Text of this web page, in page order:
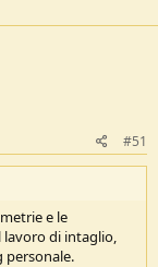
#51
e le
di intaglio,
personale.